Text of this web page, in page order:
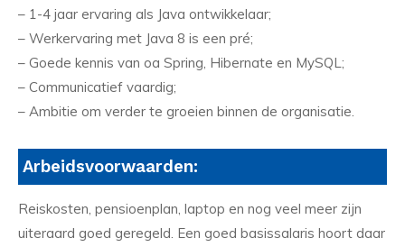
– 1-4 jaar ervaring als Java ontwikkelaar;
– Werkervaring met Java 8 is een pré;
– Goede kennis van oa Spring, Hibernate en MySQL;
– Communicatief vaardig;
– Ambitie om verder te groeien binnen de organisatie.
Arbeidsvoorwaarden:
Reiskosten, pensioenplan, laptop en nog veel meer zijn
uiteraard goed geregeld. Een goed basissalaris hoort daar